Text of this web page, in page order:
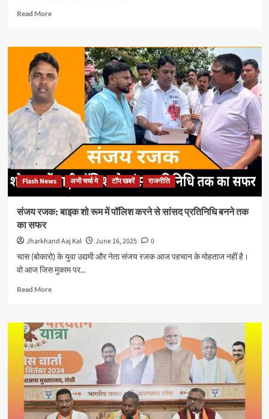
Read MoreRead
सोनम
वांगचुक
की
गिरफ्तारी
पर
झामुमो
के
केंद्रीय
प्रवक्ता
षाड़ंगी
ने
केंद्र
सरकार
घेरा
Flash News अभी चर्चा मे टॉप खबरें राजनीति
संजय रजक: बाइक शो रूम में पॉलिश करने से सांसद प्रतिनिधि बनने तक
का सफर
Jharkhand Aaj Kal June 16, 2025
0
चास (बोकारो) के युवा उद्यमी और नेता संजय रजक आज पहचान के मोहताज नहीं है।
वो आज जिस मुकाम पर...
Read MoreRead
संजय
रजक:
शो
रूम
में
पॉलिश
करने
से